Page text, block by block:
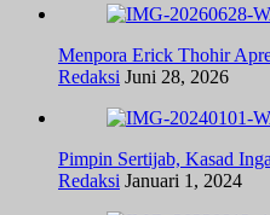
Menpora Erick Thohir
Redaksi Juni 28, 2026
Pimpin Sertijab, Kasad
Redaksi Januari 1, 2024